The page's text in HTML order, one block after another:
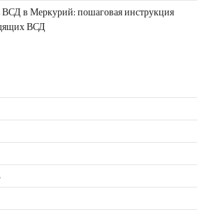
ВСД в Меркурий: пошаговая инструкция
ВСД